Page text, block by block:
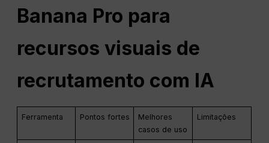
Banana Pro para
recursos visuais de
recrutamento com IA
Ferramenta Pontos fortes
Melhores
casos de uso
Limitações